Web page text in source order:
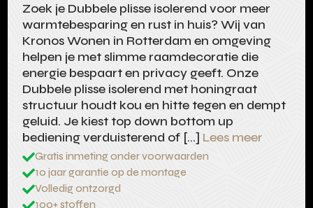
Zoek je Dubbele plisse isolerend voor meer
warmtebesparing en rust in huis? Wij van
Kronos Wonen in Rotterdam en omgeving
helpen je met slimme raamdecoratie die
energie bespaart en privacy geeft. Onze
Dubbele plisse isolerend met honingraat
structuur houdt kou en hitte tegen en dempt
geluid. Je kiest top down bottom up
bediening verduisterend of […] Lees meer
Gratis inmeting onder voorwaarden
10 jaar garantie op de montage
Volledig ontzorgd
100+ stoffen